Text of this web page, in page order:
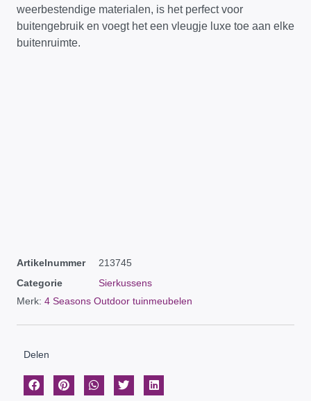
weerbestendige materialen, is het perfect voor
buitengebruik en voegt het een vleugje luxe toe aan elke
buitenruimte.
Artikelnummer
213745
Categorie
Sierkussens
Merk: 4 Seasons Outdoor tuinmeubelen
Delen